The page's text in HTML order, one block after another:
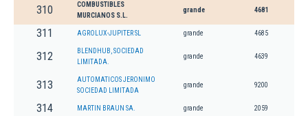
310
COMBUSTIBLES
MURCIANOS S.L.
grande 4681
311 AGROLUX-JUPITER SL grande 4685
312
BLENDHUB, SOCIEDAD
LIMITADA.
grande 4639
313
AUTOMATICOS JERONIMO
SOCIEDAD LIMITADA
grande 9200
314 MARTIN BRAUN SA. grande 2059